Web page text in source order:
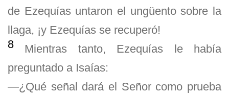
de Ezequías untaron el ungüento sobre la
llaga, ¡y Ezequías se recuperó!
8 Mientras tanto, Ezequías le había
preguntado a Isaías:
—¿Qué señal dará el Señor como prueba